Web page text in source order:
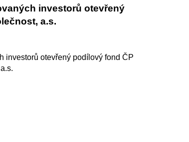
investorů otevřený
a.s.
investorů otevřený podílový fond ČP